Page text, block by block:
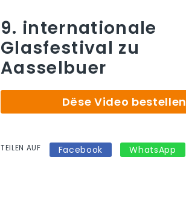
9. internationale
Glasfestival zu
Aasselbuer
Dëse Video bestellen
TEILEN AUF Facebook WhatsApp